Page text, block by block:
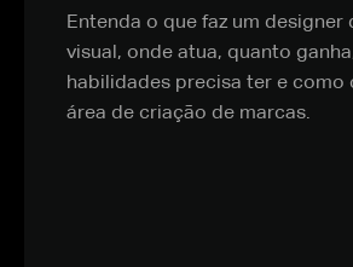
Entenda o que faz um
visual, onde atua, quanto
habilidades precisa ter e como
área de criação de marcas.